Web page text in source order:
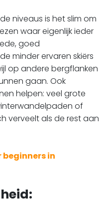
niveaus is het slim om
waar eigenlijk ieder
goed
minder ervaren skiërs
op andere bergflanken
gaan. Ook
helpen: veel grote
of
verveelt als de rest aan
in